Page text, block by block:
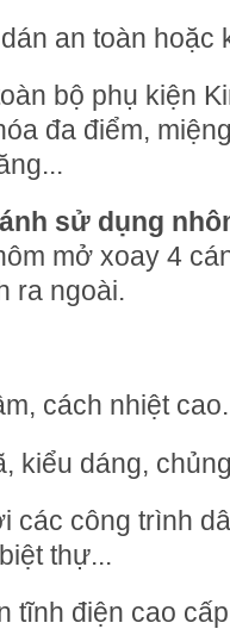
an toàn
bộ phụ kiện
đa điểm,
sử dụng
mở xoay 4
ra ngoài.
cách nhiệt cao.
kiểu dáng,
các công trình
thự...
tĩnh điện cao